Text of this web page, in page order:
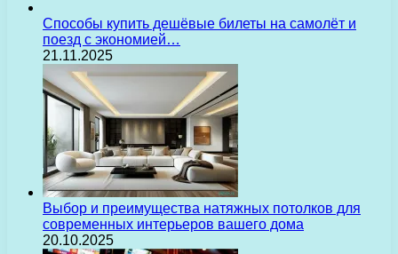
Способы купить дешёвые билеты на самолёт и
поезд с экономией…
21.11.2025
Выбор и преимущества натяжных потолков для
современных интерьеров вашего дома
20.10.2025